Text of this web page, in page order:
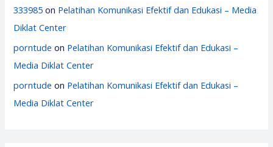
333985 on Pelatihan Komunikasi Efektif dan Edukasi – Media
Diklat Center
porntude on Pelatihan Komunikasi Efektif dan Edukasi –
Media Diklat Center
porntude on Pelatihan Komunikasi Efektif dan Edukasi –
Media Diklat Center